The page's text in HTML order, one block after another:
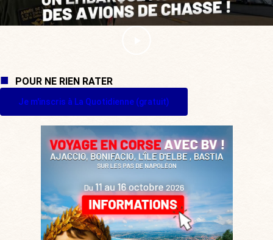
POUR NE RIEN RATER
Je m'inscris à La Quotidienne (gratuit)